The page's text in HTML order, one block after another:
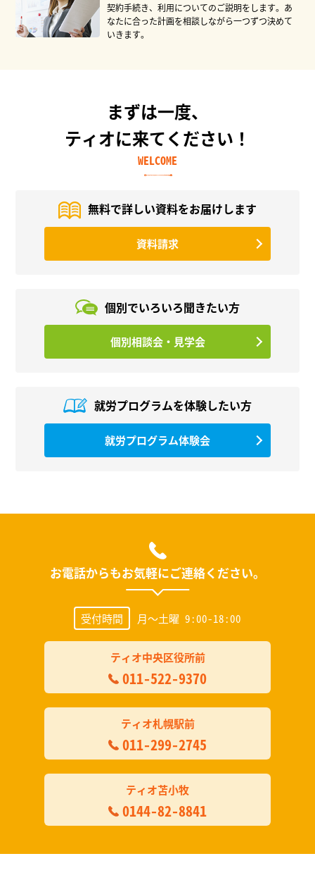
契約手続き、利用についてのご説明をします。あ
なたに合った計画を相談しながら一つずつ決めて
いきます。
まずは一度、
ティオに来てください！
WELCOME
無料で詳しい資料をお届けします
資料請求
個別でいろいろ聞きたい方
個別相談会・見学会
就労プログラムを体験したい方
就労プログラム体験会
お電話からもお気軽にご連絡ください。
受付時間 月～土曜 9:00-18:00
ティオ中央区役所前
011-522-9370
ティオ札幌駅前
011-299-2745
ティオ苫小牧
0144-82-8841